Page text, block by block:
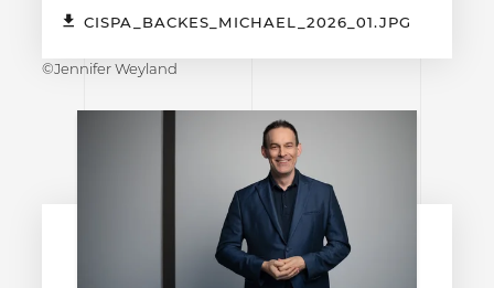
CISPA_BACKES_MICHAEL_2026_01.JPG
©Jennifer Weyland